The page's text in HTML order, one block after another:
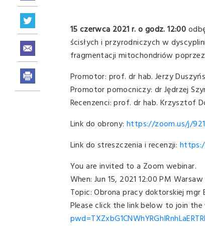
15 czerwca 2021 r. o godz. 12:00
ścisłych i przyrodniczych w
fragmentacji mitochondriów
Promotor: prof. dr hab. Jerzy
Promotor pomocniczy: dr Jędrzej
Recenzenci: prof. dr hab. Krzysztof
Link do obrony: https://zoom.us/j/
Link do streszczenia i recenzji:
You are invited to a Zoom webinar.
When: Jun 15, 2021 12:00 PM Warsaw
Topic: Obrona pracy doktorskiej mgr
Please click the link below to join